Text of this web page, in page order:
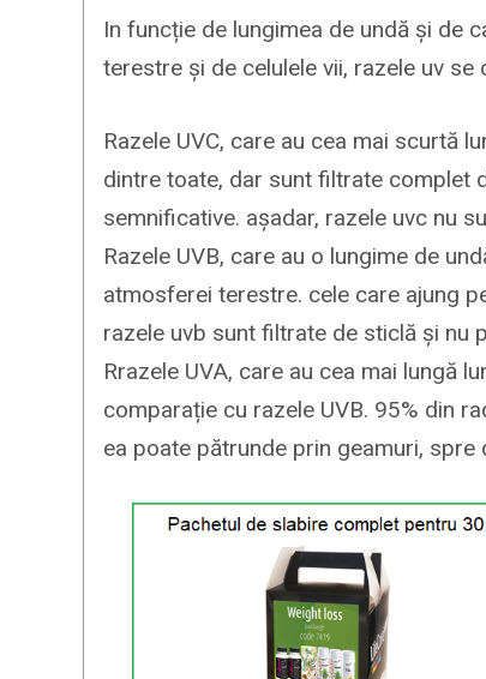
In funcție de lungimea de undă și de
terestre și de celulele vii, razele uv se
Razele UVC, care au cea mai scurtă
dintre toate, dar sunt filtrate complet
semnificative. așadar, razele uvc nu
Razele UVB, care au o lungime de
atmosferei terestre. cele care ajung
razele uvb sunt filtrate de sticlă și nu
Rrazele UVA, care au cea mai lungă
comparație cu razele UVB. 95% din
ea poate pătrunde prin geamuri, spre